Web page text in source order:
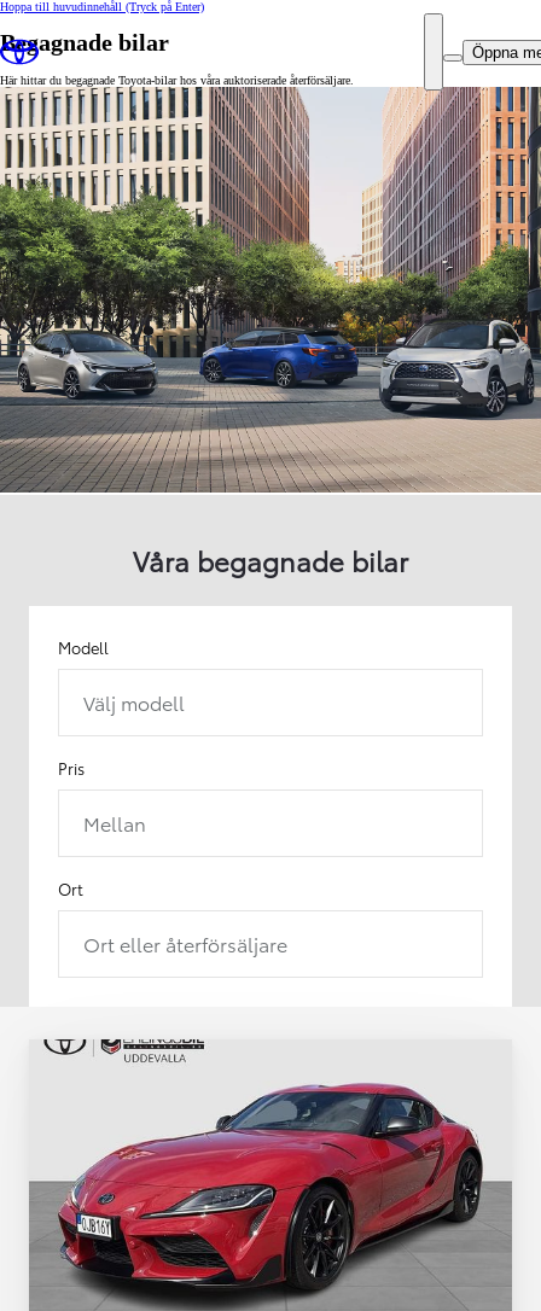
Hoppa till huvudinnehåll (Tryck på Enter)
Öppna
Begagnade bilar
Här hittar du begagnade Toyota-bilar hos våra auktoriserade återförsäljare.
Våra begagnade bilar
Modell
Välj modell
Pris
Mellan
Ort
Ort eller återförsäljare